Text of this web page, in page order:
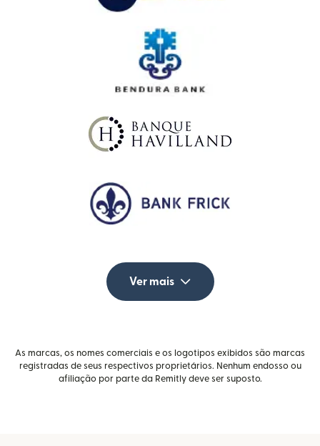
Ver mais
As marcas, os nomes comerciais e os logotipos exibidos são marcas
registradas de seus respectivos proprietários. Nenhum endosso ou
afiliação por parte da Remitly deve ser suposto.